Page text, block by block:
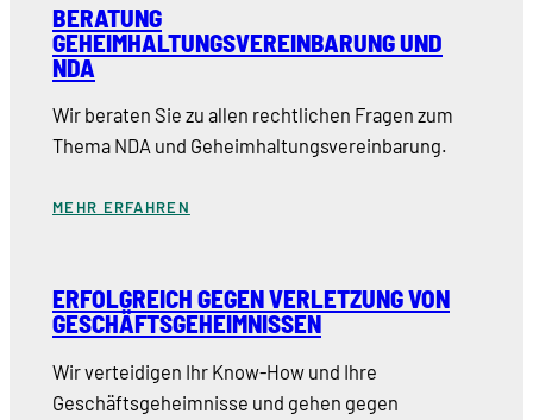
BERATUNG
GEHEIMHALTUNGSVEREINBARUNG UND
NDA
Wir beraten Sie zu allen rechtlichen Fragen zum
Thema NDA und Geheimhaltungsvereinbarung.
MEHR ERFAHREN
ERFOLGREICH GEGEN VERLETZUNG VON
GESCHÄFTSGEHEIMNISSEN
Wir verteidigen Ihr Know-How und Ihre
Geschäftsgeheimnisse und gehen gegen